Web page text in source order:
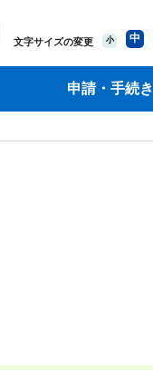
文字サイズの変更 小 中
申請・手続き